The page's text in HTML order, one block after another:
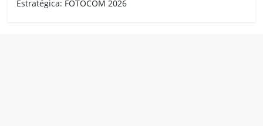
Estratégica: FOTOCOM 2026